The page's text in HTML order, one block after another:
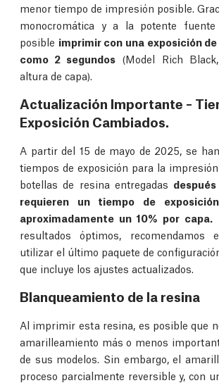
menor tiempo de impresión posible.
monocromática y a la potente
posible imprimir con una exposición
como 2 segundos (Model Rich
altura de capa).
Actualización Importante –
Exposición Cambiados.
A partir del 15 de mayo de 2025, se
tiempos de exposición para la
botellas de resina entregadas
requieren un tiempo de
aproximadamente un 10% por capa.
resultados óptimos, recomendamos
utilizar el último paquete de
que incluye los ajustes actualizados.
Blanqueamiento de la resina
Al imprimir esta resina, es posible que
amarilleamiento más o menos
de sus modelos. Sin embargo, el
proceso parcialmente reversible y, con